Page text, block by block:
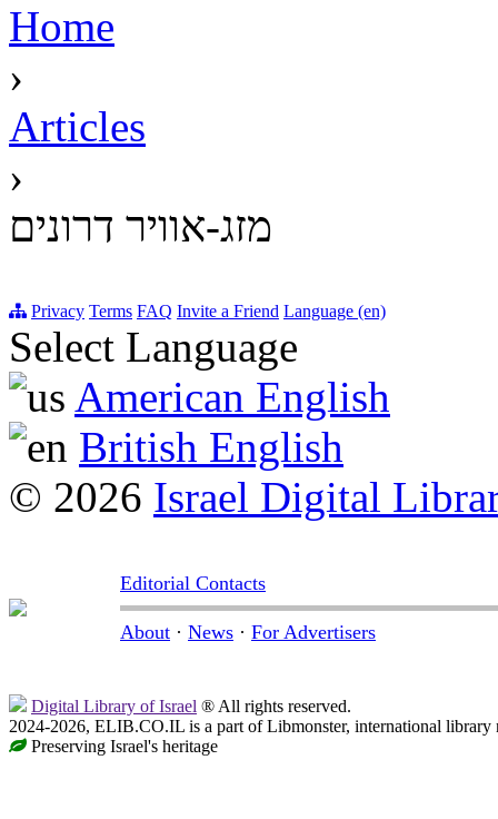
Home
›
Articles
›
מזג-אוויר דרונים
Privacy Terms FAQ Invite a Friend Language (en)
Select Language
American English
British English
© 2026 Israel Digital
Editorial Contacts
About · News · For Advertisers
Digital Library of Israel ® All rights reserved.
2024-2026, ELIB.CO.IL is a part of Libmonster, international library
Preserving Israel's heritage